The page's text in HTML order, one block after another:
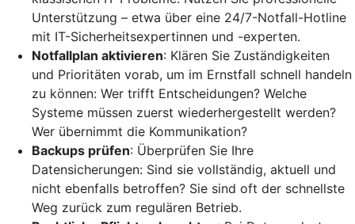
Unterstützung – etwa über eine 24/7-Notfall-Hotline
mit IT-Sicherheitsexpertinnen und -experten.
Notfallplan aktivieren: Klären Sie Zuständigkeiten
und Prioritäten vorab, um im Ernstfall schnell handeln
zu können: Wer trifft Entscheidungen? Welche
Systeme müssen zuerst wiederhergestellt werden?
Wer übernimmt die Kommunikation?
Backups prüfen: Überprüfen Sie Ihre
Datensicherungen: Sind sie vollständig, aktuell und
nicht ebenfalls betroffen? Sie sind oft der schnellste
Weg zurück zum regulären Betrieb.